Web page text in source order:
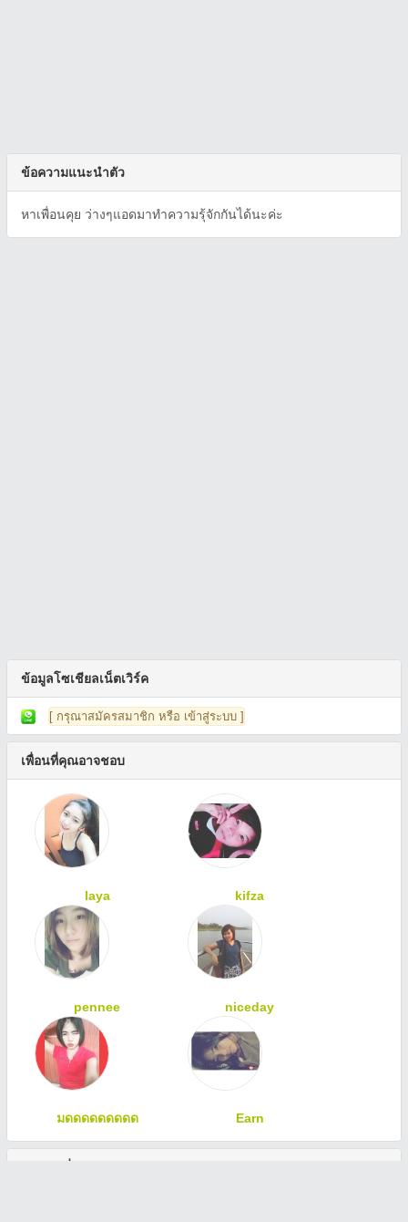
ข้อความแนะนำตัว
หาเพื่อนคุย ว่างๆแอดมาทำความรุ้จักกันได้นะค่ะ
ข้อมูลโซเชียลเน็ตเวิร์ค
[ กรุณาสมัครสมาชิก หรือ เข้าสู่ระบบ ]
เพื่อนที่คุณอาจชอบ
laya kifza
pennee niceday
มดดดดดดดดด Earn